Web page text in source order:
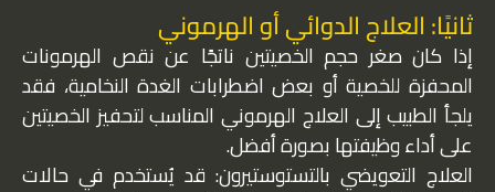
ثانيًا: العلاج الدوائي أو الهرموني
إذا كان صغر حجم الخصيتين ناتجًا عن نقص الهرمونات
المحفزة للخصية أو بعض اضطرابات الغدة النخامية، فقد
يلجأ الطبيب إلى العلاج الهرموني المناسب لتحفيز الخصيتين
على أداء وظيفتها بصورة أفضل.
العلاج التعويضي بالتستوستيرون: قد يُستخدم في حالات